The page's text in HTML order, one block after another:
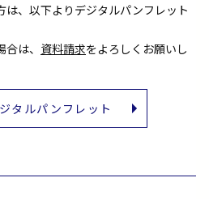
は、以下よりデジタルパンフレット
は、 資料請求をよろしくお願いし
タルパンフレット